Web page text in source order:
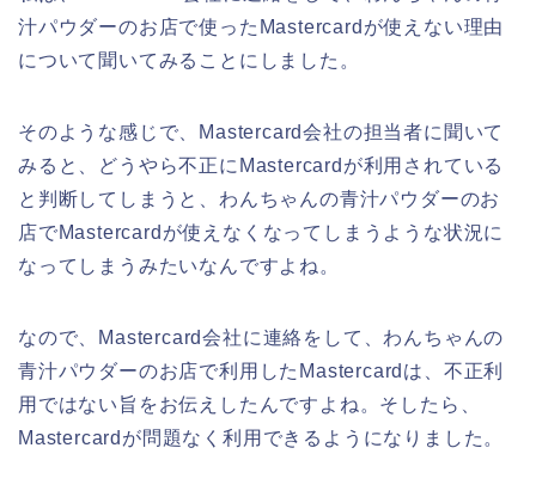
汁パウダーのお店で使ったMastercardが使えない理由
について聞いてみることにしました。
そのような感じで、Mastercard会社の担当者に聞いて
みると、どうやら不正にMastercardが利用されている
と判断してしまうと、わんちゃんの青汁パウダーのお
店でMastercardが使えなくなってしまうような状況に
なってしまうみたいなんですよね。
なので、Mastercard会社に連絡をして、わんちゃんの
青汁パウダーのお店で利用したMastercardは、不正利
用ではない旨をお伝えしたんですよね。そしたら、
Mastercardが問題なく利用できるようになりました。